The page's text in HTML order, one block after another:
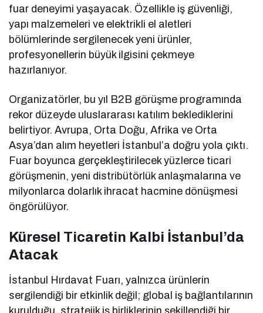
fuar deneyimi yaşayacak. Özellikle iş güvenliği,
yapı malzemeleri ve elektrikli el aletleri
bölümlerinde sergilenecek yeni ürünler,
profesyonellerin büyük ilgisini çekmeye
hazırlanıyor.
Organizatörler, bu yıl B2B görüşme programında
rekor düzeyde uluslararası katılım beklediklerini
belirtiyor. Avrupa, Orta Doğu, Afrika ve Orta
Asya’dan alım heyetleri İstanbul’a doğru yola çıktı.
Fuar boyunca gerçekleştirilecek yüzlerce ticari
görüşmenin, yeni distribütörlük anlaşmalarına ve
milyonlarca dolarlık ihracat hacmine dönüşmesi
öngörülüyor.
Küresel Ticaretin Kalbi İstanbul’da
Atacak
İstanbul Hırdavat Fuarı, yalnızca ürünlerin
sergilendiği bir etkinlik değil; global iş bağlantılarının
kurulduğu, stratejik iş birliklerinin şekillendiği bir